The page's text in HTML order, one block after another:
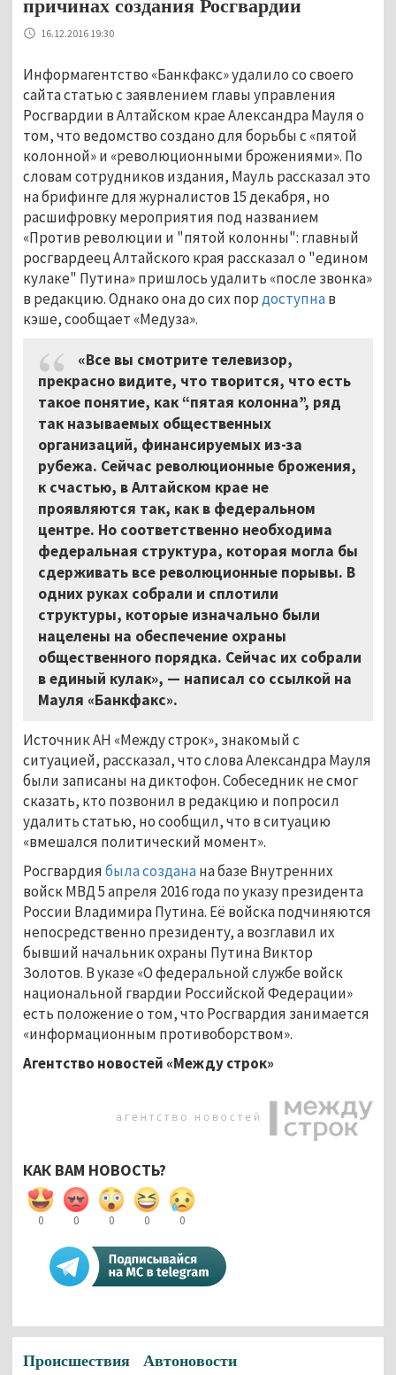
причинах создания Росгвардии
16.12.2016 19:30
Информагентство «Банкфакс» удалило со своего
сайта статью с заявлением главы управления
Росгвардии в Алтайском крае Александра Мауля о
том, что ведомство создано для борьбы с «пятой
колонной» и «революционными брожениями». По
словам сотрудников издания, Мауль рассказал это
на брифинге для журналистов 15 декабря, но
расшифровку мероприятия под названием
«Против революции и "пятой колонны": главный
росгвардеец Алтайского края рассказал о "едином
кулаке" Путина» пришлось удалить «после звонка»
в редакцию. Однако она до сих пордоступнав
кэше, сообщает «Медуза».
«Все вы смотрите телевизор,
прекрасно видите, что творится, что есть
такое понятие, как “пятая колонна”, ряд
так называемых общественных
организаций, финансируемых из-за
рубежа. Сейчас революционные брожения,
к счастью, в Алтайском крае не
проявляются так, как в федеральном
центре. Но соответственно необходима
федеральная структура, которая могла бы
сдерживать все революционные порывы. В
одних руках собрали и сплотили
структуры, которые изначально были
нацелены на обеспечение охраны
общественного порядка. Сейчас их собрали
в единый кулак», — написал со ссылкой на
Мауля «Банкфакс».
Источник АН «Между строк», знакомый с
ситуацией, рассказал, что слова Александра Мауля
были записаны на диктофон. Собеседник не смог
сказать, кто позвонил в редакцию и попросил
удалить статью, но сообщил, что в ситуацию
«вмешался политический момент».
Росгвардиябыла созданана базе Внутренних
войск МВД 5 апреля 2016 года по указу президента
России Владимира Путина. Её войска подчиняются
непосредственно президенту, а возглавил их
бывший начальник охраны Путина Виктор
Золотов. В указе «О федеральной службе войск
национальной гвардии Российской Федерации»
есть положение о том, что Росгвардия занимается
«информационным противоборством».
Агентство новостей «Между строк»
КАК ВАМ НОВОСТЬ?
0 0 0 0 0
Происшествия Автоновости